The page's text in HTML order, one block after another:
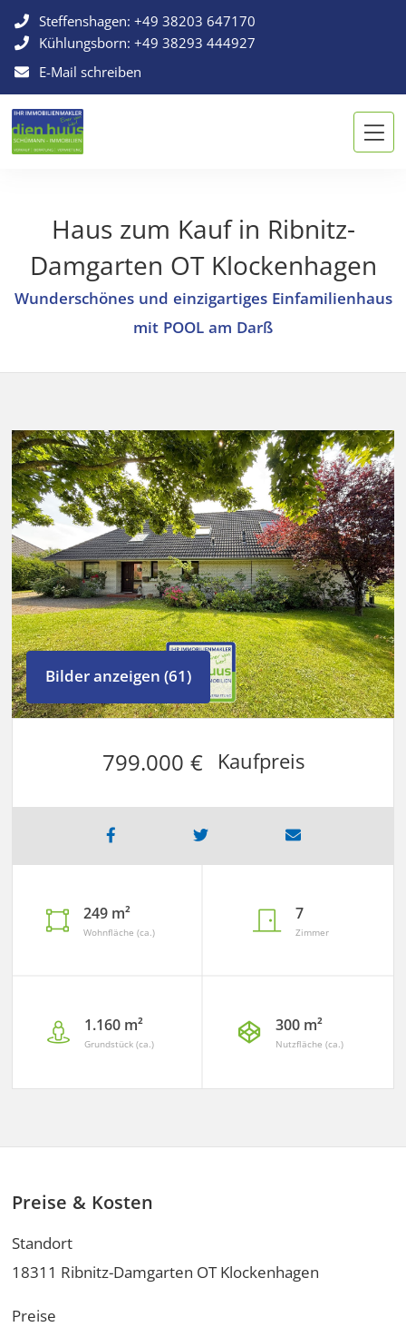
Steffenshagen:+49 38203 647170
Kühlungsborn:+49 38293 444927
E-Mail schreiben
Haus zum Kauf in Ribnitz-
Damgarten OT Klockenhagen
Wunderschönes und einzigartiges Einfamilienhaus
mit POOL am Darß
Bilder anzeigen (61)
799.000 € Kaufpreis
249 m²
Wohnfläche (ca.)
7
Zimmer
1.160 m²
Grundstück (ca.)
300 m²
Nutzfläche (ca.)
Preise & Kosten
Standort
18311 Ribnitz-Damgarten OT Klockenhagen
Preise